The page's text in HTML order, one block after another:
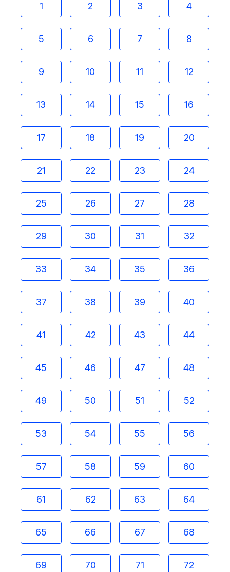
1 2 3 4
5 6 7 8
9 10 11 12
13 14 15 16
17 18 19 20
21 22 23 24
25 26 27 28
29 30 31 32
33 34 35 36
37 38 39 40
41 42 43 44
45 46 47 48
49 50 51 52
53 54 55 56
57 58 59 60
61 62 63 64
65 66 67 68
69 70 71 72